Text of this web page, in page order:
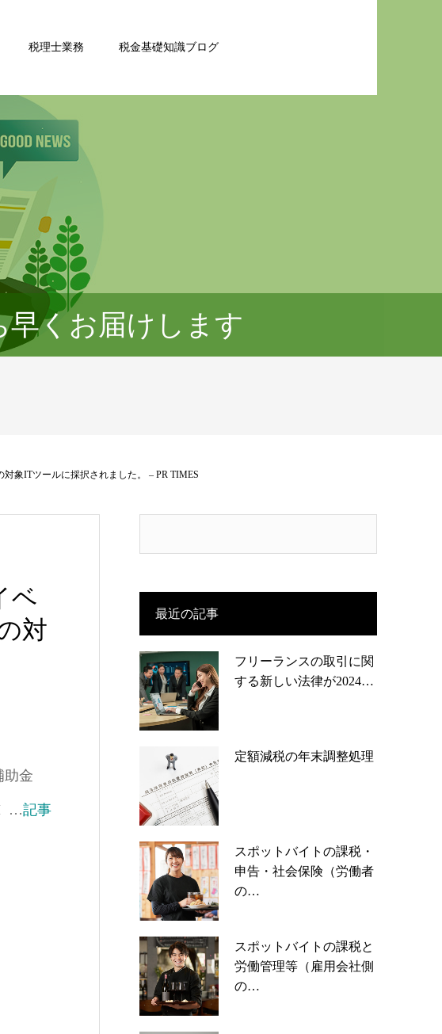
税理士業務 税金基礎知識ブログ
早くお届けします
象ITツールに採択されました。 – PR TIMES
ベ
対
助金
…記事
最近の記事
フリーランスの取引に関
する新しい法律が2024…
定額減税の年末調整処理
スポットバイトの課税・
申告・社会保険（労働者
の…
スポットバイトの課税と
労働管理等（雇用会社側
の…